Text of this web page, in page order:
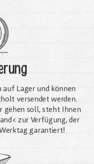
auf Lager und können
versendet werden.
gehen soll, steht Ihnen
zur Verfügung, der
garantiert!